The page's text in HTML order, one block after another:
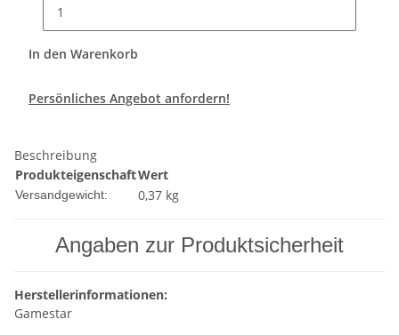
In den Warenkorb
Persönliches Angebot anfordern!
Beschreibung
ProdukteigenschaftWert
Versandgewicht: 0,37 kg
Angaben zur Produktsicherheit
Herstellerinformationen:
Gamestar